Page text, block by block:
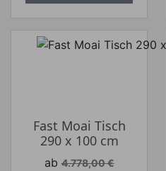
Fast Moai Tisch
290 x 100 cm
Verkaufspreis
ab 4.778,00 €